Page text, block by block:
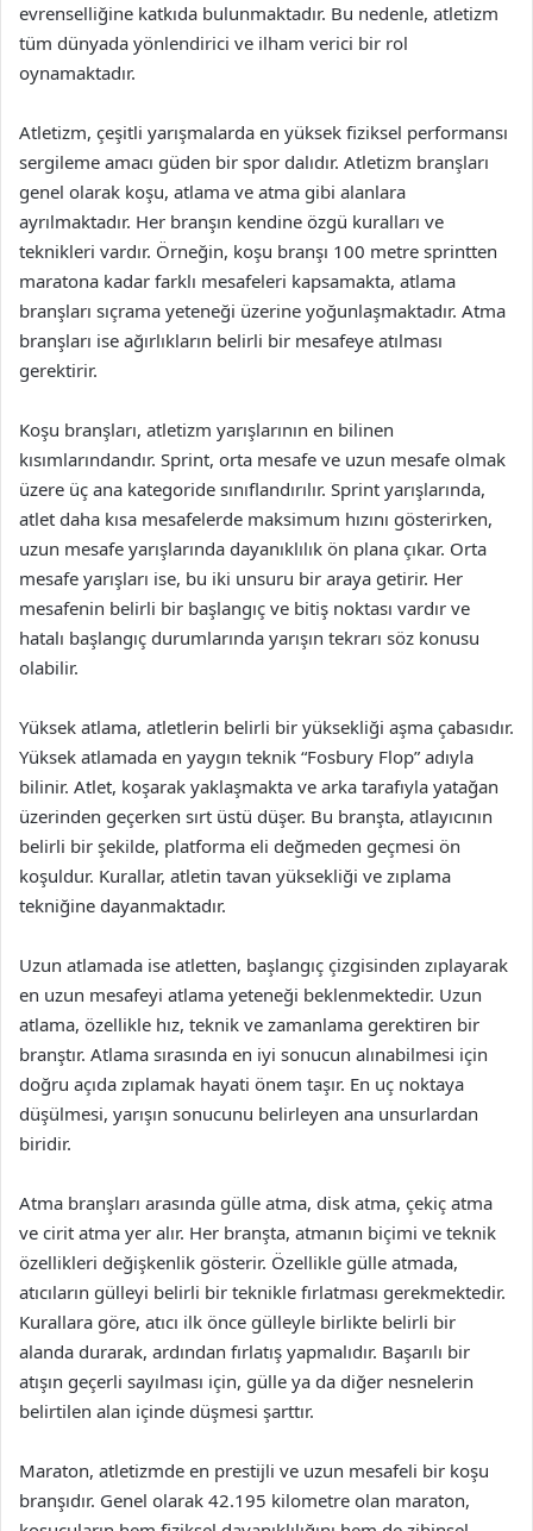
evrenselliğine katkıda bulunmaktadır. Bu nedenle, atletizm
tüm dünyada yönlendirici ve ilham verici bir rol
oynamaktadır.
Atletizm, çeşitli yarışmalarda en yüksek fiziksel performansı
sergileme amacı güden bir spor dalıdır. Atletizm branşları
genel olarak koşu, atlama ve atma gibi alanlara
ayrılmaktadır. Her branşın kendine özgü kuralları ve
teknikleri vardır. Örneğin, koşu branşı 100 metre sprintten
maratona kadar farklı mesafeleri kapsamakta, atlama
branşları sıçrama yeteneği üzerine yoğunlaşmaktadır. Atma
branşları ise ağırlıkların belirli bir mesafeye atılması
gerektirir.
Koşu branşları, atletizm yarışlarının en bilinen
kısımlarındandır. Sprint, orta mesafe ve uzun mesafe olmak
üzere üç ana kategoride sınıflandırılır. Sprint yarışlarında,
atlet daha kısa mesafelerde maksimum hızını gösterirken,
uzun mesafe yarışlarında dayanıklılık ön plana çıkar. Orta
mesafe yarışları ise, bu iki unsuru bir araya getirir. Her
mesafenin belirli bir başlangıç ve bitiş noktası vardır ve
hatalı başlangıç durumlarında yarışın tekrarı söz konusu
olabilir.
Yüksek atlama, atletlerin belirli bir yüksekliği aşma çabasıdır.
Yüksek atlamada en yaygın teknik “Fosbury Flop” adıyla
bilinir. Atlet, koşarak yaklaşmakta ve arka tarafıyla yatağan
üzerinden geçerken sırt üstü düşer. Bu branşta, atlayıcının
belirli bir şekilde, platforma eli değmeden geçmesi ön
koşuldur. Kurallar, atletin tavan yüksekliği ve zıplama
tekniğine dayanmaktadır.
Uzun atlamada ise atletten, başlangıç çizgisinden zıplayarak
en uzun mesafeyi atlama yeteneği beklenmektedir. Uzun
atlama, özellikle hız, teknik ve zamanlama gerektiren bir
branştır. Atlama sırasında en iyi sonucun alınabilmesi için
doğru açıda zıplamak hayati önem taşır. En uç noktaya
düşülmesi, yarışın sonucunu belirleyen ana unsurlardan
biridir.
Atma branşları arasında gülle atma, disk atma, çekiç atma
ve cirit atma yer alır. Her branşta, atmanın biçimi ve teknik
özellikleri değişkenlik gösterir. Özellikle gülle atmada,
atıcıların gülleyi belirli bir teknikle fırlatması gerekmektedir.
Kurallara göre, atıcı ilk önce gülleyle birlikte belirli bir
alanda durarak, ardından fırlatış yapmalıdır. Başarılı bir
atışın geçerli sayılması için, gülle ya da diğer nesnelerin
belirtilen alan içinde düşmesi şarttır.
Maraton, atletizmde en prestijli ve uzun mesafeli bir koşu
branşıdır. Genel olarak 42.195 kilometre olan maraton,